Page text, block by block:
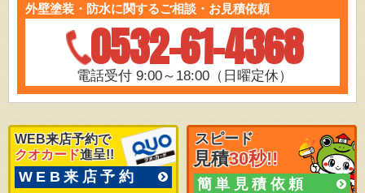
外壁塗装・防水に関するご相談・お見積依頼
0532-61-4368
電話受付 9:00～18:00（日曜定休）
WEB来店予約で
クオカード進呈!!
WEB来店予約
スピード
見積30秒!!
簡単見積依頼